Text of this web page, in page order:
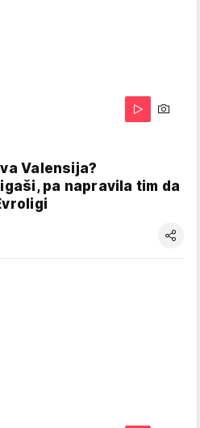
Valensija?
pa napravila tim da